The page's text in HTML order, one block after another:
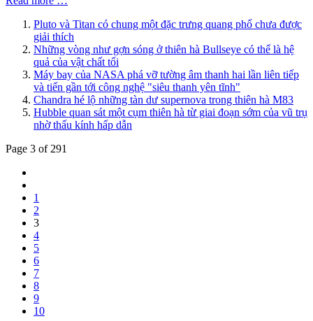
Pluto và Titan có chung một đặc trưng quang phổ chưa được
giải thích
Những vòng như gợn sóng ở thiên hà Bullseye có thể là hệ
quả của vật chất tối
Máy bay của NASA phá vỡ tường âm thanh hai lần liên tiếp
và tiến gần tới công nghệ "siêu thanh yên tĩnh"
Chandra hé lộ những tàn dư supernova trong thiên hà M83
Hubble quan sát một cụm thiên hà từ giai đoạn sớm của vũ trụ
nhờ thấu kính hấp dẫn
Page 3 of 291
1
2
3
4
5
6
7
8
9
10